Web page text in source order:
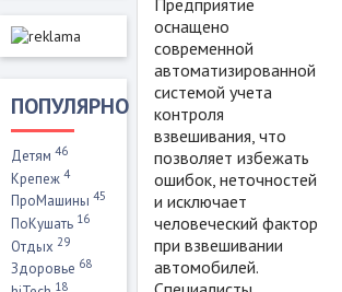
ПОПУЛЯРНО
Детям 46
Крепеж 4
ПроМашины 45
ПоКушать 16
Отдых 29
Здоровье 68
18
оснащено
современной
автоматизированной
системой учета
контроля
взвешивания, что
позволяет избежать
ошибок, неточностей
и исключает
человеческий фактор
при взвешивании
автомобилей.